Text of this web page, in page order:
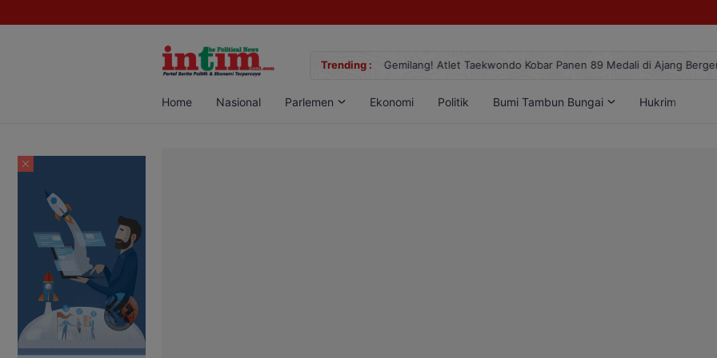
Trending :
Sabu di Pangkalan Bun, Dua Pelaku Diamankan Gemilang! Atlet Taekwondo Kobar Panen 89 Medali di Ajang
Home Nasional Parlemen Ekonomi Politik Bumi Tambun Bungai Hukrim